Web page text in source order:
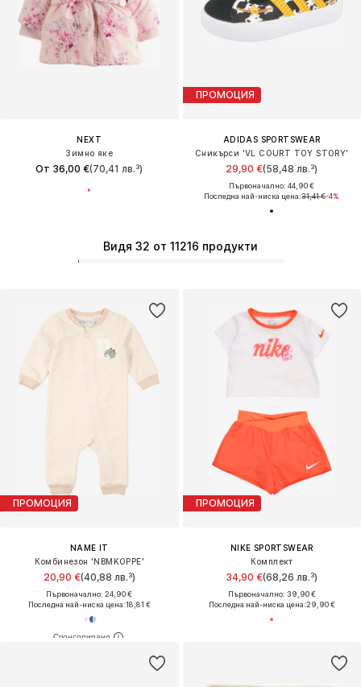
NEXT
Зимно яке
От 36,00 €(70,41 лв.³)
ПРОМОЦИЯ
ADIDAS SPORTSWEAR
Сникърси 'VL COURT TOY STORY'
29,90 €(58,48 лв.³)
Първоначално: 44,90 €
Последна най-ниска цена:31,41 €-4%
ПРОМОЦИЯ
NAME IT
Комбинезон 'NBMKOPPE'
20,90 €(40,88 лв.³)
Първоначално: 24,90 €
Последна най-ниска цена:18,81 €
Видя 32 от 11216 продукти
ПРОМОЦИЯ
NIKE SPORTSWEAR
Комплект
34,90 €(68,26 лв.³)
Първоначално: 39,90 €
Последна най-ниска цена:29,90 €